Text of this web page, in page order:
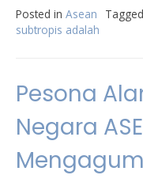
Posted in Asean Tagged
subtropis adalah
Pesona
Negara